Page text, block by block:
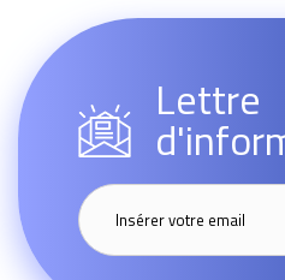
Lettre